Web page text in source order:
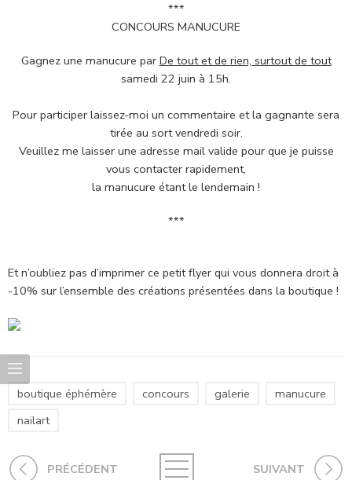
***
CONCOURS MANUCURE
Gagnez une manucure par De tout et de rien, surtout de tout
samedi 22 juin à 15h.
Pour participer laissez-moi un commentaire et la gagnante sera
tirée au sort vendredi soir.
Veuillez me laisser une adresse mail valide pour que je puisse
vous contacter rapidement,
la manucure étant le lendemain !
***
Et n’oubliez pas d’imprimer ce petit flyer qui vous donnera droit à
-10% sur l’ensemble des créations présentées dans la boutique !
boutique éphémère concours galerie
manucure
nailart
PRÉCÉDENT SUIVANT